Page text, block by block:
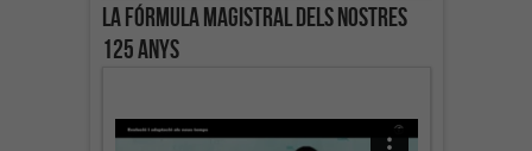
La fórmula magistral dels nostres
125 anys